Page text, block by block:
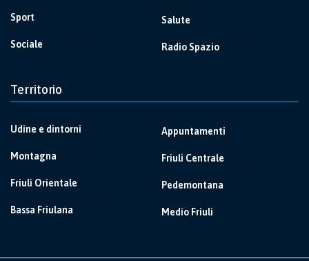
Sport
Sociale
Salute
Radio Spazio
Territorio
Udine e dintorni
Montagna
Friuli Orientale
Bassa Friulana
Appuntamenti
Friuli Centrale
Pedemontana
Medio Friuli